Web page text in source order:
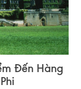
Đến Hàng